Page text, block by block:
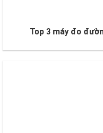
Top 3 máy đo